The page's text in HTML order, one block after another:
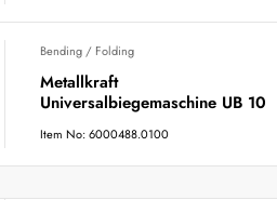
Bending / Folding
Metallkraft
Universalbiegemaschine UB 10
Item No: 6000488.0100